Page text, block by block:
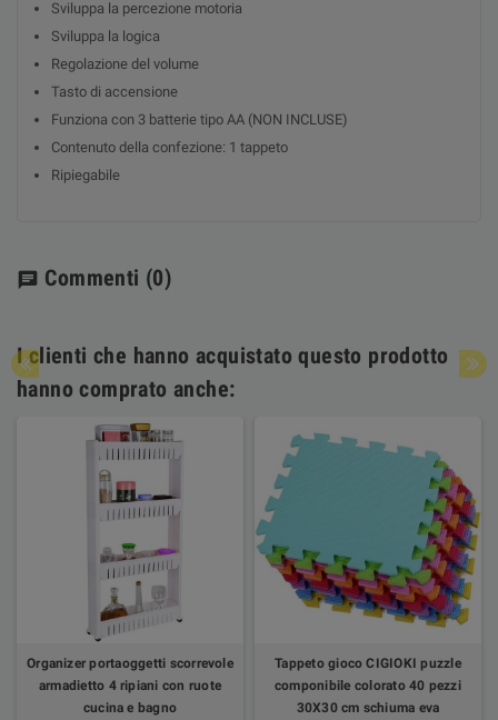
Sviluppa la percezione motoria
Sviluppa la logica
Regolazione del volume
Tasto di accensione
Funziona con 3 batterie tipo AA (NON INCLUSE)
Contenuto della confezione: 1 tappeto
Ripiegabile
chat Commenti (0)
I clienti che hanno acquistato questo prodotto
hanno comprato anche:
Organizer portaoggetti scorrevole
armadietto 4 ripiani con ruote
cucina e bagno
Tappeto gioco CIGIOKI puzzle
componibile colorato 40 pezzi
30X30 cm schiuma eva